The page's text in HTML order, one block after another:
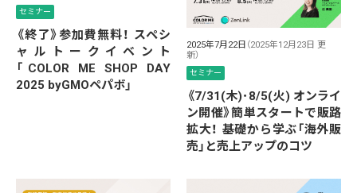
セミナー
《終了》参加費無料！ スペシ
ャルトークイベント
「COLOR ME SHOP DAY
2025 byGMOペパボ」
2025年7月22日 （2025年12月23日 更
新）
セミナー
《7/31(木)･8/5(火) オンライ
ン開催》簡単スタートで販路
拡大！ 基礎から学ぶ「海外販
売」と売上アップのコツ